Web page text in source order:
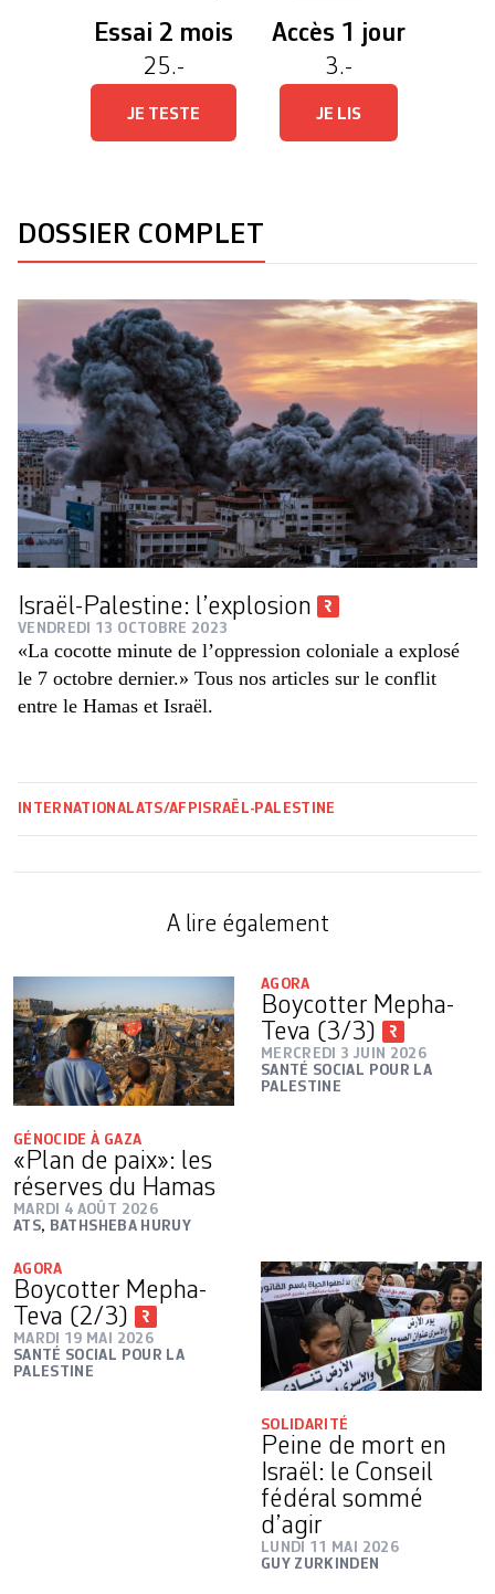
Essai 2 mois
25.-
JE TESTE
Accès 1 jour
3.-
JE LIS
DOSSIER COMPLET
Israël-Palestine: l’explosion
VENDREDI 13 OCTOBRE 2023
«La cocotte minute de l’oppression coloniale a explosé
le 7 octobre dernier.» Tous nos articles sur le conflit
entre le Hamas et Israël.
INTERNATIONALATS/AFP ISRAËL-PALESTINE
A lire également
GÉNOCIDE À GAZA
«Plan de paix»: les
réserves du Hamas
MARDI 4 AOÛT 2026
ATS, BATHSHEBA HURUY
AGORA
Boycotter Mepha-
Teva (3/3)
MERCREDI 3 JUIN 2026
SANTÉ SOCIAL POUR LA
PALESTINE
AGORA
Boycotter Mepha-
Teva (2/3)
MARDI 19 MAI 2026
SANTÉ SOCIAL POUR LA
PALESTINE
SOLIDARITÉ
Peine de mort en
Israël: le Conseil
fédéral sommé
d’agir
LUNDI 11 MAI 2026
GUY ZURKINDEN